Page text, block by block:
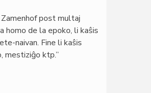
post multaj
homo de la epoko, li kaŝis
naivan. Fine li kaŝis
mestiziĝo ktp.”